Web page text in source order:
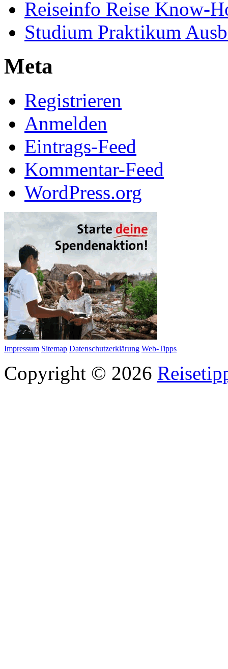
Reiseinfo Reise Know-
Studium Praktikum
Meta
Registrieren
Anmelden
Eintrags-Feed
Kommentar-Feed
WordPress.org
Impressum Sitemap Datenschutzerklärung Web-Tipps
Copyright © 2026